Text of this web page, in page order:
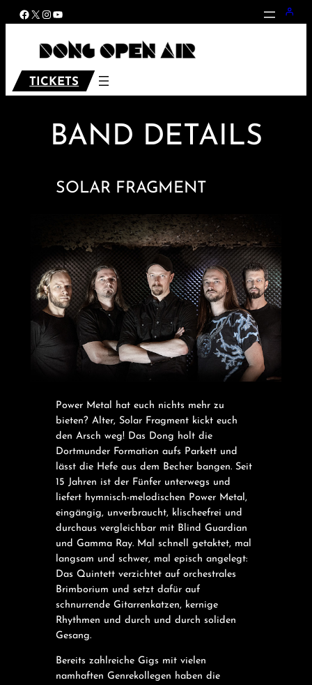
Zum
springen
Facebook
X Instagram
YouTube
TICKETS
BAND DETAILS
SOLAR FRAGMENT
Power Metal hat euch nichts mehr zu
bieten? Alter, Solar Fragment kickt euch
den Arsch weg! Das Dong holt die
Dortmunder Formation aufs Parkett und
lässt die Hefe aus dem Becher bangen. Seit
15 Jahren ist der Fünfer unterwegs und
liefert hymnisch-melodischen Power Metal,
eingängig, unverbraucht, klischeefrei und
durchaus vergleichbar mit Blind Guardian
und Gamma Ray. Mal schnell getaktet, mal
langsam und schwer, mal episch angelegt:
Das Quintett verzichtet auf orchestrales
Brimborium und setzt dafür auf
schnurrende Gitarrenkatzen, kernige
Rhythmen und durch und durch soliden
Gesang.
Bereits zahlreiche Gigs mit vielen
namhaften Genrekollegen haben die